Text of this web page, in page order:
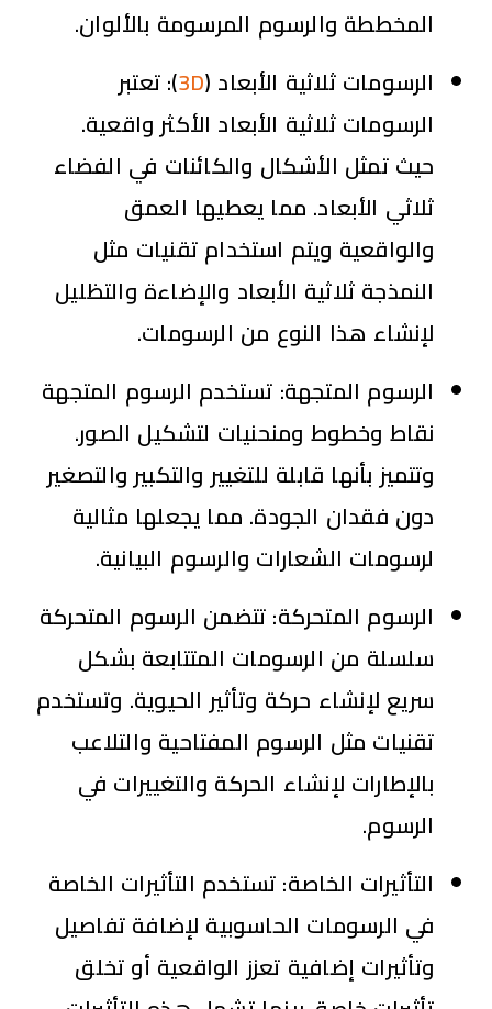
المخططة والرسوم المرسومة بالألوان.
الرسومات ثلاثية الأبعاد (3D
):تعتبر
الرسومات ثلاثية الأبعاد الأكثر واقعية.
حيث تمثل الأشكال والكائنات في الفضاء
ثلاثي الأبعاد. مما يعطيها العمق
والواقعية ويتم استخدام تقنيات مثل
النمذجة ثلاثية الأبعاد والإضاءة والتظليل
لإنشاء هذا النوع من الرسومات.
الرسوم المتجهة: تستخدم الرسوم المتجهة
نقاط وخطوط ومنحنيات لتشكيل الصور.
وتتميز بأنها قابلة للتغيير والتكبير والتصغير
دون فقدان الجودة. مما يجعلها مثالية
لرسومات الشعارات والرسوم البيانية.
الرسوم المتحركة:تتضمن الرسوم المتحركة
سلسلة من الرسومات المتتابعة بشكل
سريع لإنشاء حركة وتأثير الحيوية. وتستخدم
تقنيات مثل الرسوم المفتاحية والتلاعب
بالإطارات لإنشاء الحركة والتغييرات في
الرسوم.
التأثيرات الخاصة:تستخدم التأثيرات الخاصة
في الرسومات الحاسوبية لإضافة تفاصيل
وتأثيرات إضافية تعزز الواقعية أو تخلق